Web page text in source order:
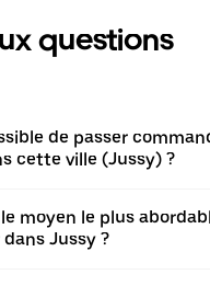
questions
de passer
cette ville (Jussy) ?
moyen le plus
Jussy ?